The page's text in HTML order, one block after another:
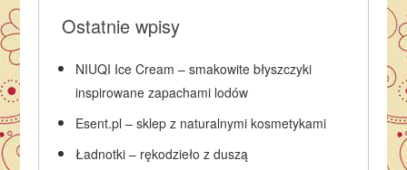
Ostatnie wpisy
NIUQI Ice Cream – smakowite błyszczyki
inspirowane zapachami lodów
Esent.pl – sklep z naturalnymi kosmetykami
Ładnotki – rękodzieło z duszą